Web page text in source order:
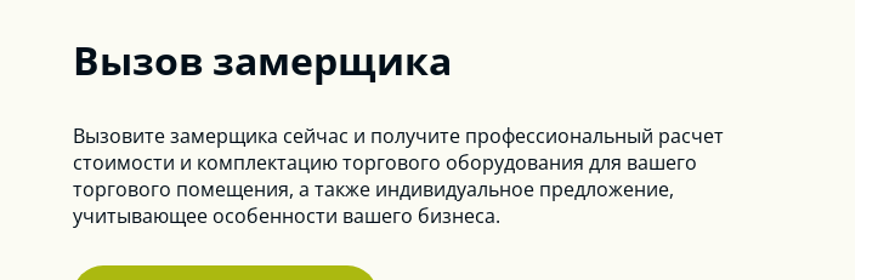
Вызов замерщика
Вызовите замерщика сейчас и получите профессиональный расчет
стоимости и комплектацию торгового оборудования для вашего
торгового помещения, а также индивидуальное предложение,
учитывающее особенности вашего бизнеса.